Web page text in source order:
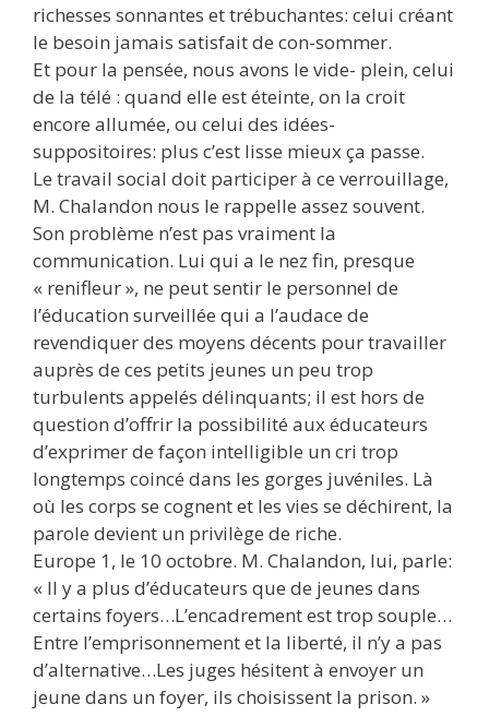
richesses sonnantes et trébuchantes: celui créant
le besoin jamais satisfait de con-sommer.
Et pour la pensée, nous avons le vide- plein, celui
de la télé : quand elle est éteinte, on la croit
encore allumée, ou celui des idées-
suppositoires: plus c’est lisse mieux ça passe.
Le travail social doit participer à ce verrouillage,
M. Chalandon nous le rappelle assez souvent.
Son problème n’est pas vraiment la
communication. Lui qui a le nez fin, presque
« renifleur », ne peut sentir le personnel de
l’éducation surveillée qui a l’audace de
revendiquer des moyens décents pour travailler
auprès de ces petits jeunes un peu trop
turbulents appelés délinquants; il est hors de
question d’offrir la possibilité aux éducateurs
d’exprimer de façon intelligible un cri trop
longtemps coincé dans les gorges juvéniles. Là
où les corps se cognent et les vies se déchirent, la
parole devient un privilège de riche.
Europe 1, le 10 octobre. M. Chalandon, lui, parle:
« Il y a plus d’éducateurs que de jeunes dans
certains foyers…L’encadrement est trop souple…
Entre l’emprisonnement et la liberté, il n’y a pas
d’alternative…Les juges hésitent à envoyer un
jeune dans un foyer, ils choisissent la prison. »